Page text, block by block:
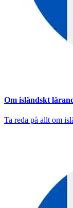
Om isländskt
Ta reda på allt om